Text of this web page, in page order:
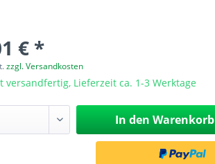
€ *
zzgl. Versandkosten
versandfertig, Lieferzeit ca. 1-3 Werktage
In den Warenkorb